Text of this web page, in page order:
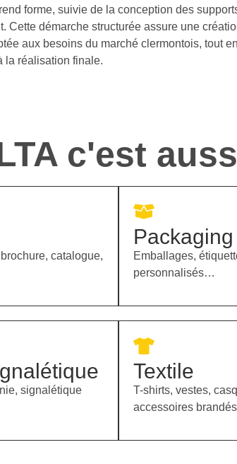
forme, suivie de la conception des
Cette démarche structurée assure une
aux besoins du marché clermontois, tout en
la réalisation finale.
c'est
catalogue,
Packaging
Emballages,
personnalisés…
signalétique
Textile
T-shirts, vestes,
accessoires